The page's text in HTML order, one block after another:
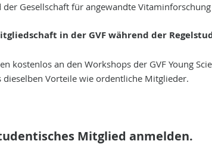
Gesellschaft für angewandte Vitaminforschung
in der GVF während der
kostenlos an den Workshops der GVF Young
Vorteile wie ordentliche Mitglieder.
Mitglied anmelden.